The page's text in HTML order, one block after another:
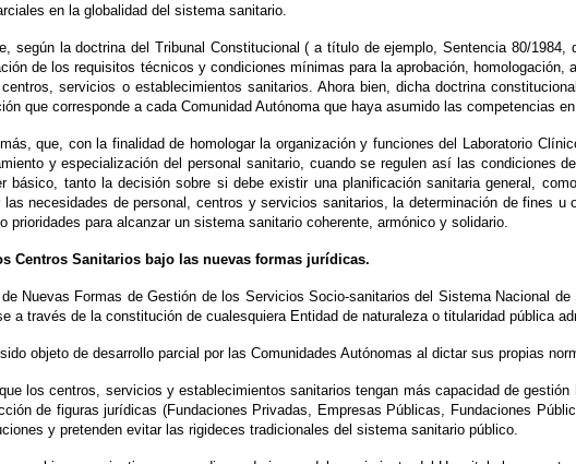
en la globalidad del sistema sanitario.
según la doctrina del Tribunal Constitucional ( a título de ejemplo, Sentencia 80/
de los requisitos técnicos y condiciones mínimas para la aprobación,
servicios o establecimientos sanitarios. Ahora bien, dicha doctrina
que corresponde a cada Comunidad Autónoma que haya asumido las competencias
que, con la finalidad de homologar la organización y funciones del Laboratorio
y especialización del personal sanitario, cuando se regulen así las condiciones
básico, tanto la decisión sobre si debe existir una planificación sanitaria general,
las necesidades de personal, centros y servicios sanitarios, la determinación de fines
prioridades para alcanzar un sistema sanitario coherente, armónico y solidario.
Centros Sanitarios bajo las nuevas formas jurídicas.
Nuevas Formas de Gestión de los Servicios Socio-sanitarios del Sistema Nacional
a través de la constitución de cualesquiera Entidad de naturaleza o titularidad pública
objeto de desarrollo parcial por las Comunidades Autónomas al dictar sus propias
los centros, servicios y establecimientos sanitarios tengan más capacidad de
de figuras jurídicas (Fundaciones Privadas, Empresas Públicas, Fundaciones
y pretenden evitar las rigideces tradicionales del sistema sanitario público.